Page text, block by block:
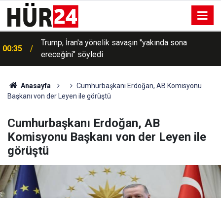
00:35
Trump, İran'a yönelik savaşın "yakında sona
ereceğini" söyledi
Anasayfa
Cumhurbaşkanı Erdoğan, AB Komisyonu
Başkanı von der Leyen ile görüştü
Cumhurbaşkanı Erdoğan, AB
Komisyonu Başkanı von der Leyen ile
görüştü